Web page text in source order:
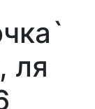
ля